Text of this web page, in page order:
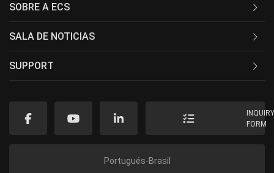
SOBRE A ECS
SALA DE NOTICIAS
SUPPORT
FORM
Portugués-Brasil